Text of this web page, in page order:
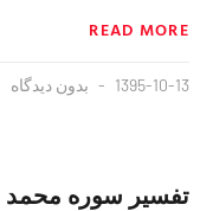
READ MORE
1395-10-13 بدون دیدگاه
تفسير سوره محمد